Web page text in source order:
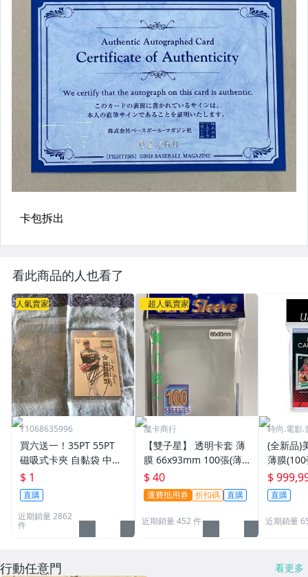
看此商品的人也看了
人氣賣家
Y1068635996
買六送一！35PT 55PT
磁吸式卡夾 自黏袋 中華
職棒球員卡 遊戲王 寶可
夢PTCG 漫威 ultra pro
可用
$ 1
直購
近期銷量 2862
件
超人氣賣家
魔卡商行
【雙子星】 透明卡套 薄
膜 66x93mm 100張(薄)
適用 BBM MLB Topps C
PBL 球員卡
$ 40
運費抵用券 折扣碼 直購
近期銷量 452 件
時尚.電影.
(全新品)
薄膜
次到貨
$
直購
近期銷量
行動任意門 看更多